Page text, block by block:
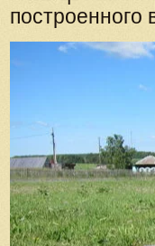
построенного